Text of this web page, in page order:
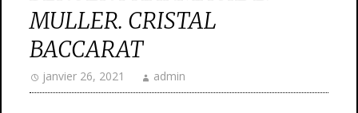
MULLER. CRISTAL
BACCARAT
janvier 26, 2021 admin